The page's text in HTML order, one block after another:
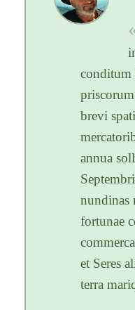
conditum
brevi
annua
nundinas
fortunae
et Seres
terra